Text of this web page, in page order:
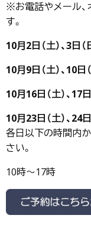
※お電話やメール
す。
10月2日（土）、3日（
10月9日（土）、10日
10月16日（土）、17日
10月23日（土）、24日
各日以下の時間内
さい。
10時～17時